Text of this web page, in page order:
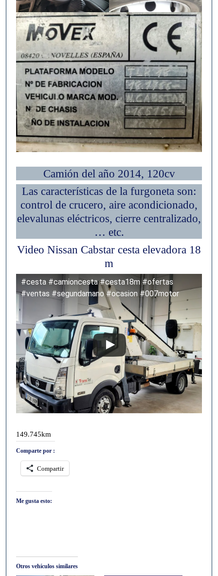
Camión del año 2014, 120cv
Las características de la furgoneta son:
control de crucero, aire acondicionado,
elevalunas eléctricos, cierre centralizado,
… etc.
Video Nissan Cabstar cesta elevadora 18
m
#cesta #camioncesta #cesta18m #ofertas
#ventas #segundamano #ocasion #007motor
149.745km
Comparte por :
Compartir
Me gusta esto:
Otros vehículos similares